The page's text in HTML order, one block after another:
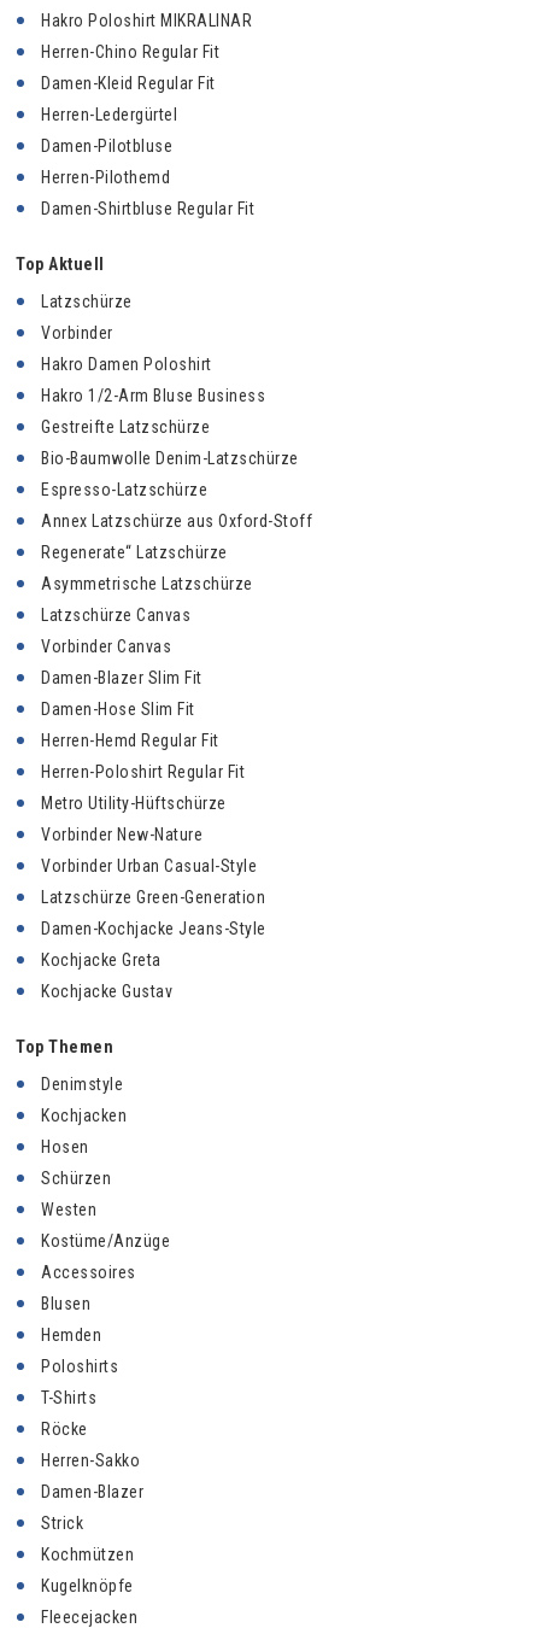
Hakro Poloshirt MIKRALINAR
Herren-Chino Regular Fit
Damen-Kleid Regular Fit
Herren-Ledergürtel
Damen-Pilotbluse
Herren-Pilothemd
Damen-Shirtbluse Regular Fit
Top Aktuell
Latzschürze
Vorbinder
Hakro Damen Poloshirt
Hakro 1/2-Arm Bluse Business
Gestreifte Latzschürze
Bio-Baumwolle Denim-Latzschürze
Espresso-Latzschürze
Annex Latzschürze aus Oxford-Stoff
Regenerate“ Latzschürze
Asymmetrische Latzschürze
Latzschürze Canvas
Vorbinder Canvas
Damen-Blazer Slim Fit
Damen-Hose Slim Fit
Herren-Hemd Regular Fit
Herren-Poloshirt Regular Fit
Metro Utility-Hüftschürze
Vorbinder New-Nature
Vorbinder Urban Casual-Style
Latzschürze Green-Generation
Damen-Kochjacke Jeans-Style
Kochjacke Greta
Kochjacke Gustav
Top Themen
Denimstyle
Kochjacken
Hosen
Schürzen
Westen
Kostüme/Anzüge
Accessoires
Blusen
Hemden
Poloshirts
T-Shirts
Röcke
Herren-Sakko
Damen-Blazer
Strick
Kochmützen
Kugelknöpfe
Fleecejacken